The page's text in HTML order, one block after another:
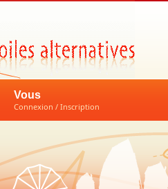
Vous
Connexion / Inscription